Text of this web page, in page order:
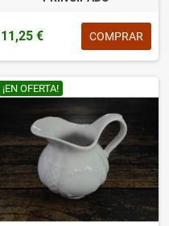
11,25 € COMPRAR
¡EN OFERTA!